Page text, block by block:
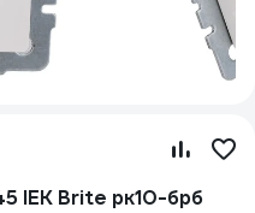
IEK Brite рк10-брб